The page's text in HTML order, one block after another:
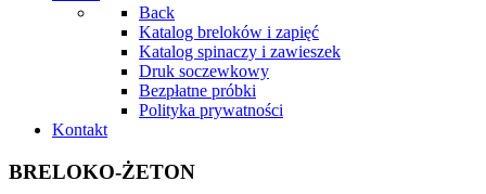
Back
Katalog breloków i zapięć
Katalog spinaczy i zawieszek
Druk soczewkowy
Bezpłatne próbki
Polityka prywatności
Kontakt
BRELOKO-ŻETON